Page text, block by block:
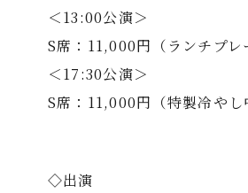
＜13:00公演＞
S席：11,000円（ランチプレ
＜17:30公演＞
S席：11,000円（特製冷やし
◇出演